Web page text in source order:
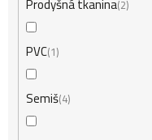
2
PVC 1
Semiš 4